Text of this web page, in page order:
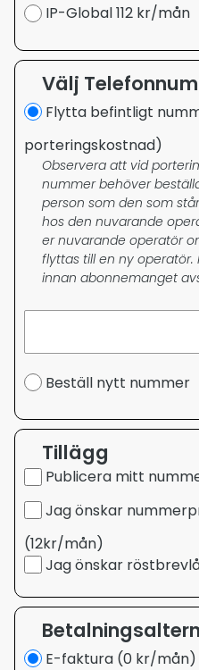
IP-Global 112 kr/mån
Välj
Flytta befintligt
porteringskostnad)
Observera att vid
nummer behöver
person som den som
hos den nuvarande
er nuvarande operatör
flyttas till en ny
innan abonnemanget
Beställ nytt nummer
Tillägg
Publicera mitt
Jag önskar
(12kr/mån)
Jag önskar
E-faktura (0 kr/mån)